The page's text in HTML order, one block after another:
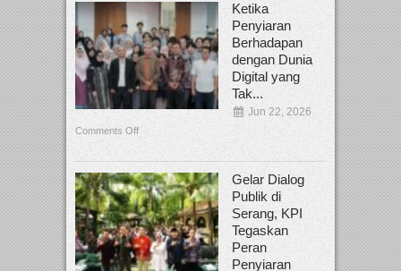
Ketika
Penyiaran
Berhadapan
dengan Dunia
Digital yang
Tak...
Jun 22, 2026
Comments Off
Gelar Dialog
Publik di
Serang, KPI
Tegaskan
Peran
Penyiaran